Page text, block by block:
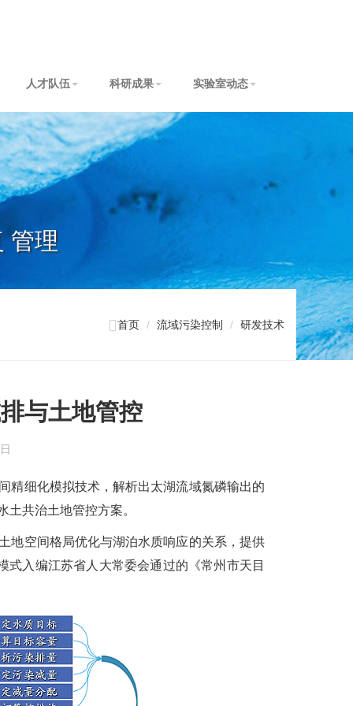
人才队伍 科研成果 实验室动态
管理
首页 流域污染控制 研发技术
与土地管控
精细化模拟技术，解析出太湖流域氮磷输出的
共治土地管控方案。
地空间格局优化与湖泊水质响应的关系，提供
式入编江苏省人大常委会通过的《常州市天目